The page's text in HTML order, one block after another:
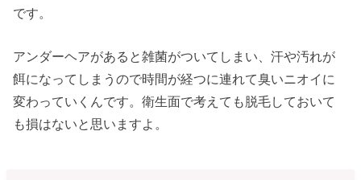
です。
アンダーヘアがあると雑菌がついてしまい、汗や汚れが
餌になってしまうので時間が経つに連れて臭いニオイに
変わっていくんです。衛生面で考えても脱毛しておいて
も損はないと思いますよ。